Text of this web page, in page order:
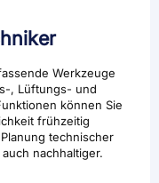
Werkzeuge
, Lüftungs- und
können Sie
frühzeitig
technischer
nachhaltiger.